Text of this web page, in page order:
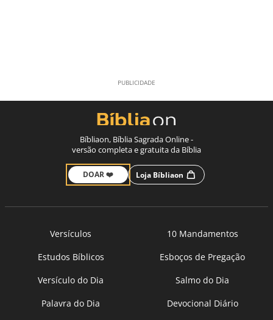
Bíbliaon, Bíblia Sagrada Online -
versão completa e gratuita da Bíblia
DOAR ❤️ Loja Bíbliaon
Versículos
10 Mandamentos
Estudos Bíblicos
Esboços de Pregação
Versículo do Dia
Salmo do Dia
Palavra do Dia
Devocional Diário